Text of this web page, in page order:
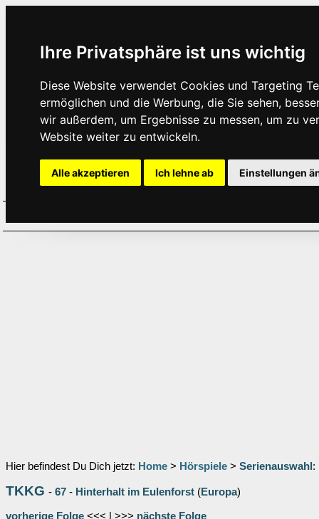
Ihre Privatsphäre ist uns wichtig
Diese Website verwendet Cookies und Targeting
ermöglichen und die Werbung, die Sie sehen,
wir außerdem, um Ergebnisse zu messen, um zu
Website weiter zu entwickeln.
Alle akzeptieren Ich lehne ab Einstellungen
Hier befindest Du Dich jetzt: Home > Hörspiele > Serienauswahl :
TKKG - 67 - Hinterhalt im Eulenforst (Europa)
vorherige Folge <<< | >>> nächste Folge